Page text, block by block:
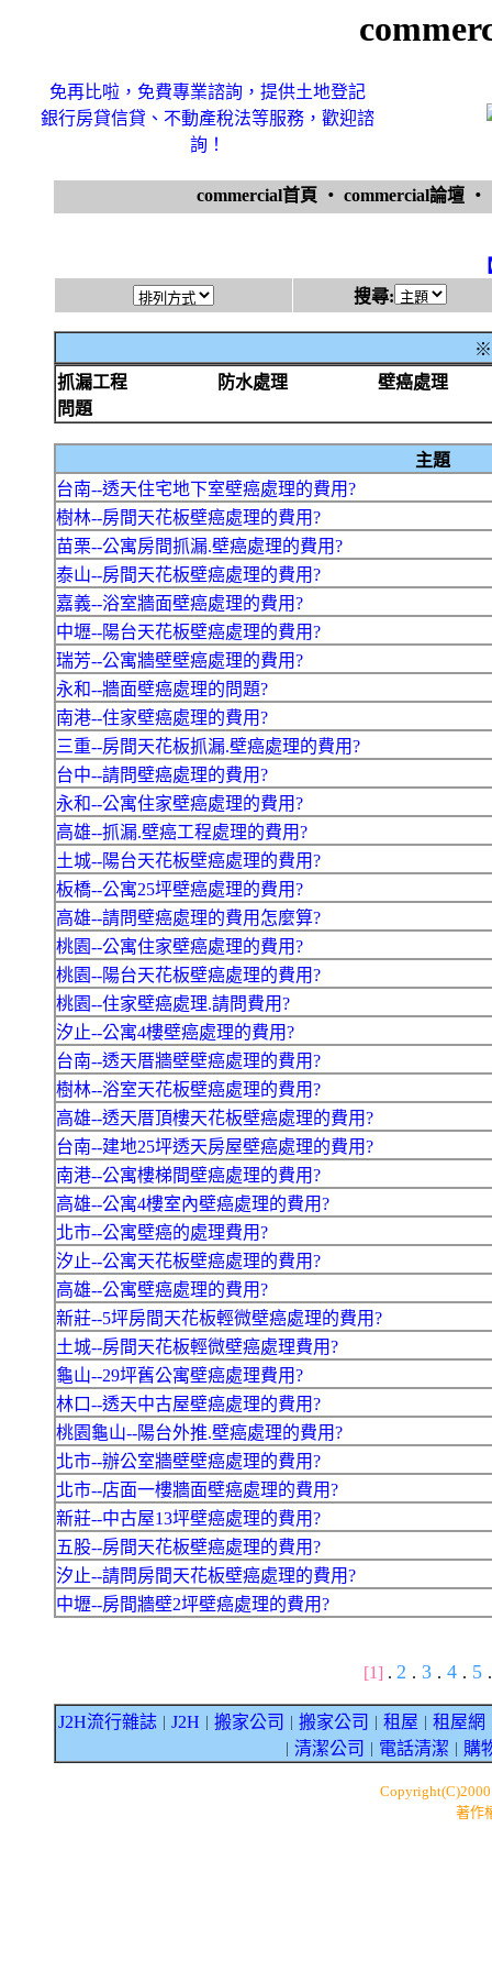
免再比啦，免費專業諮詢，提供土地登記
銀行房貸信貸、不動產稅法等服務，歡迎諮
詢！
commercial首頁 ‧ commercial論壇 ‧
搜尋:
※
抓漏工程
防水處理
壁癌處理
問題
主題
台南--透天住宅地下室壁癌處理的費用?
樹林--房間天花板壁癌處理的費用?
苗栗--公寓房間抓漏.壁癌處理的費用?
泰山--房間天花板壁癌處理的費用?
嘉義--浴室牆面壁癌處理的費用?
中壢--陽台天花板壁癌處理的費用?
瑞芳--公寓牆壁壁癌處理的費用?
永和--牆面壁癌處理的問題?
南港--住家壁癌處理的費用?
三重--房間天花板抓漏.壁癌處理的費用?
台中--請問壁癌處理的費用?
永和--公寓住家壁癌處理的費用?
高雄--抓漏.壁癌工程處理的費用?
土城--陽台天花板壁癌處理的費用?
板橋--公寓25坪壁癌處理的費用?
高雄--請問壁癌處理的費用怎麼算?
桃園--公寓住家壁癌處理的費用?
桃園--陽台天花板壁癌處理的費用?
桃園--住家壁癌處理.請問費用?
汐止--公寓4樓壁癌處理的費用?
台南--透天厝牆壁壁癌處理的費用?
樹林--浴室天花板壁癌處理的費用?
高雄--透天厝頂樓天花板壁癌處理的費用?
台南--建地25坪透天房屋壁癌處理的費用?
南港--公寓樓梯間壁癌處理的費用?
高雄--公寓4樓室內壁癌處理的費用?
北市--公寓壁癌的處理費用?
汐止--公寓天花板壁癌處理的費用?
高雄--公寓壁癌處理的費用?
新莊--5坪房間天花板輕微壁癌處理的費用?
土城--房間天花板輕微壁癌處理費用?
龜山--29坪舊公寓壁癌處理費用?
林口--透天中古屋壁癌處理的費用?
桃園龜山--陽台外推.壁癌處理的費用?
北市--辦公室牆壁壁癌處理的費用?
北市--店面一樓牆面壁癌處理的費用?
新莊--中古屋13坪壁癌處理的費用?
五股--房間天花板壁癌處理的費用?
汐止--請問房間天花板壁癌處理的費用?
中壢--房間牆壁2坪壁癌處理的費用?
[1] . 2 . 3 . 4 . 5 .
J2H流行雜誌 J2H 搬家公司 搬家公司 租屋 租屋網
清潔公司 電話清潔 購
著作